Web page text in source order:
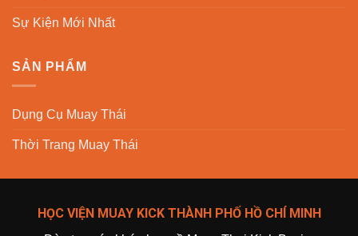
Sự Kiện Mới Nhất
SẢN PHẨM
Dụng Cụ Muay Thái
Thời Trang Muay Thái
HỌC VIỆN MUAY KICK THÀNH PHỐ HỒ CHÍ MINH